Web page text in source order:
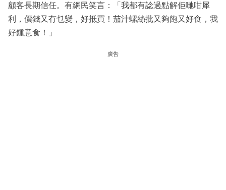
顧客長期信任。有網民笑言：「我都有諗過點解佢哋咁犀
利，價錢又冇乜變，好抵買！茄汁螺絲批又夠飽又好食，我
好鍾意食！」
廣告